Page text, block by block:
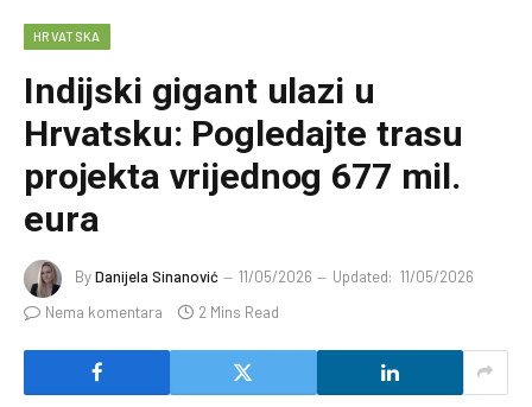
HRVATSKA
Indijski gigant ulazi u
Hrvatsku: Pogledajte trasu
projekta vrijednog 677 mil.
eura
ByDanijela Sinanović 11/05/2026 Updated: 11/05/2026
Nema komentara
2 Mins Read